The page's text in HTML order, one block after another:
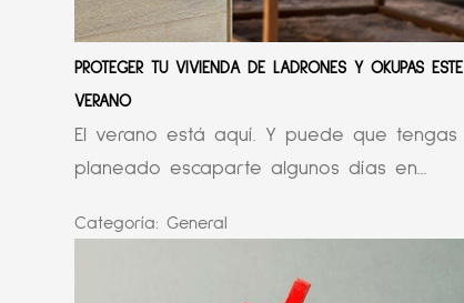
PROTEGER TU VIVIENDA DE LADRONES Y OKUPAS ESTE
VERANO
El verano está aquí. Y puede que tengas
planeado escaparte algunos días en...
Categoría: General